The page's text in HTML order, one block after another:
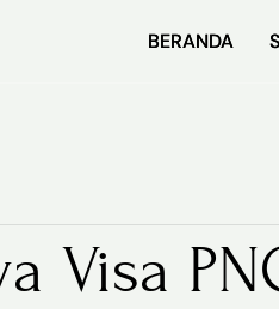
BERANDA
BERANDA
Visa